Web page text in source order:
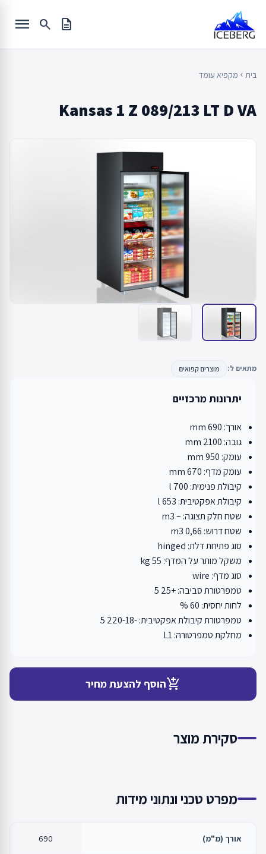
content
description
search
menu
בית chevron_left מקפיא עומד
Kansas 1 Z 089/213 LT D VA
מתאים ל: מוצרים קפואים
יתרונות מרכזיים
אורך: 690 mm
גובה: 2100 mm
עומק: 950 mm
עומק מדף: 670 mm
קיבולת פנימית: 700 l
קיבולת אפקטיבית: 653 l
שטח חלק תצוגה: – m3
שטח דרוש: 0,66 m3
סוג פתיחת דלת: hinged
משקל מותר על המדף: 55 kg
סוג מדף: wire
טמפרטורת סביבה: +25 5
לחות יחסית: 60 %
טמפרטורת קיבולת אפקטיבית: -220-18 5
מחלקת טמפרטורה: L1
add_shopping_cartהוסף להצעת מחיר
סקירת מוצר
מפרט טכני ונתוני מידות
אורך (מ"מ) 690